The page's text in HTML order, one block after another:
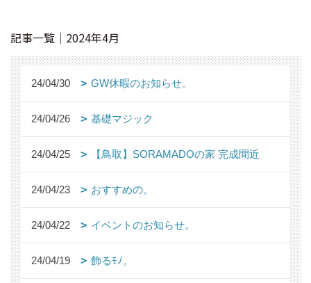
記事一覧｜2024年4月
24/04/30 GW休暇のお知らせ。
24/04/26 基礎マジック
24/04/25 【鳥取】SORAMADOの家 完成間近
24/04/23 おすすめの。
24/04/22 イベントのお知らせ。
24/04/19 飾るﾓﾉ。